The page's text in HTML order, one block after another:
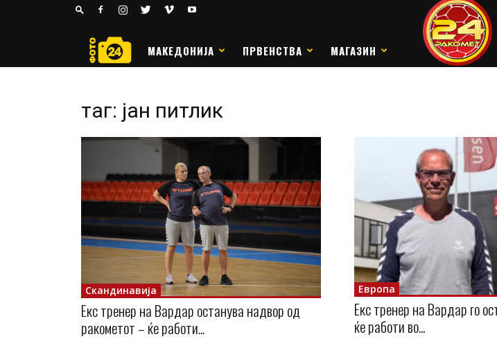
РАКОМЕТ
МАКЕДОНИЈА ПРВЕНСТВА МАГАЗИН
таг: јан питлик
Скандинавија
Екс тренер на Вардар останува надвор од
ракометот – ќе работи...
Европа
Екс тренер на Вардар го
ќе работи во...